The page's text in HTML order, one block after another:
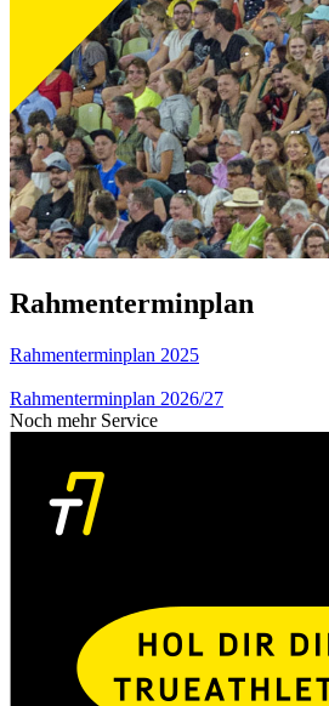
Rahmenterminplan
Rahmenterminplan 2025
Rahmenterminplan 2026/27
Noch mehr Service